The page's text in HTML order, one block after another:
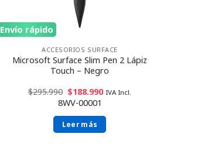
Envío rápido
ACCESORIOS SURFACE
Microsoft Surface Slim Pen 2 Lápiz
Touch – Negro
$295.990 $188.990 IVA Incl.
8WV-00001
Leer más